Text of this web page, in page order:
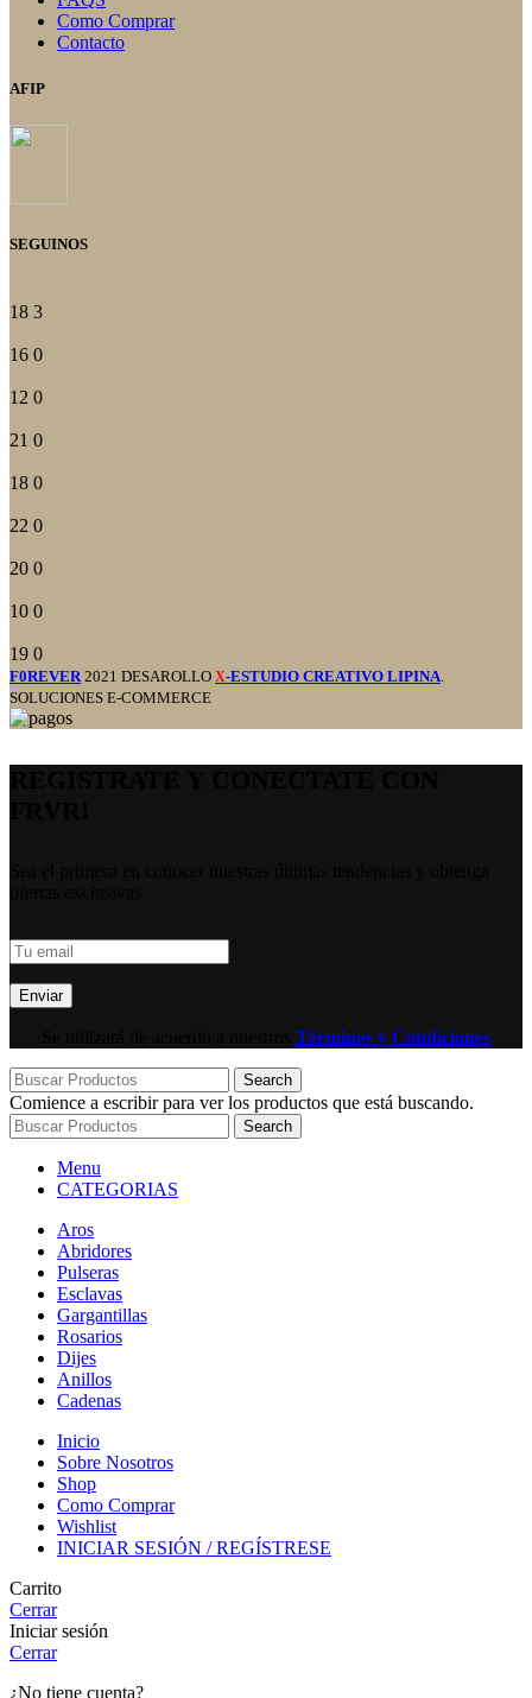
Como Comprar
Contacto
AFIP
SEGUINOS
18 3
16 0
12 0
21 0
18 0
22 0
20 0
10 0
19 0
F0REVER 2021 DESAROLLO X-ESTUDIO CREATIVO LIPINA.
SOLUCIONES E-COMMERCE
Términos y Condiciones
Search
Comience a escribir para ver los productos que está buscando.
Search
Menu
CATEGORIAS
Aros
Abridores
Pulseras
Esclavas
Gargantillas
Rosarios
Dijes
Anillos
Cadenas
Inicio
Sobre Nosotros
Shop
Como Comprar
Wishlist
INICIAR SESIÓN / REGÍSTRESE
Carrito
Cerrar
Iniciar sesión
Cerrar
¿No tiene cuenta?